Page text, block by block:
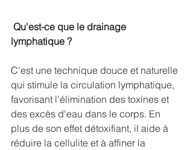
Qu'est-ce que le drainage
lymphatique ?
C'est une technique douce et naturelle
qui stimule la circulation lymphatique,
favorisant l'élimination des toxines et
des excès d'eau dans le corps. En
plus de son effet détoxifiant, il aide à
réduire la cellulite et à affiner la